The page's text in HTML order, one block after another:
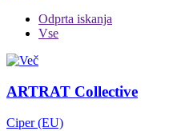
Odprta iskanja
Vse
ARTRAT Collective
Ciper (EU)